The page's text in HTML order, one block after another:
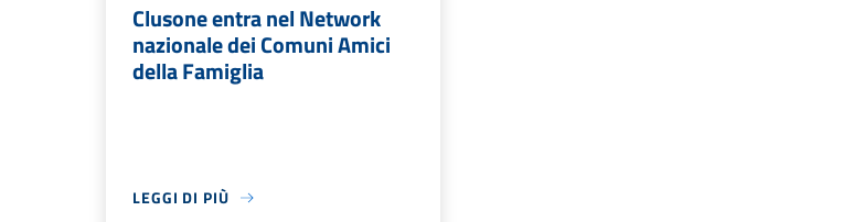
Clusone entra nel Network
nazionale dei Comuni Amici
della Famiglia
LEGGI DI PIÙ